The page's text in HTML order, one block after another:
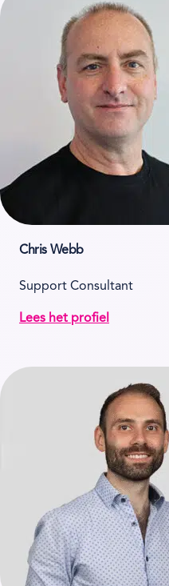
Chris Webb
Support Consultant
Lees het profiel